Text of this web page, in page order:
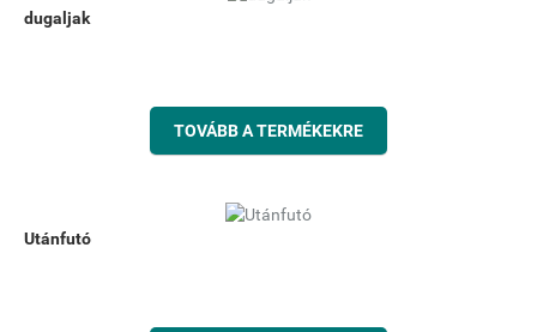
dugaljak
TOVÁBB A TERMÉKEKRE
Utánfutó